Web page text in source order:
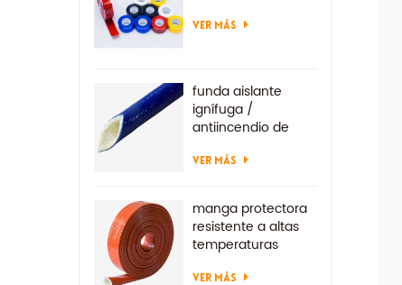
VER MÁS
funda aislante
ignífuga /
antiincendio de
VER MÁS
manga protectora
resistente a altas
temperaturas
VER MÁS